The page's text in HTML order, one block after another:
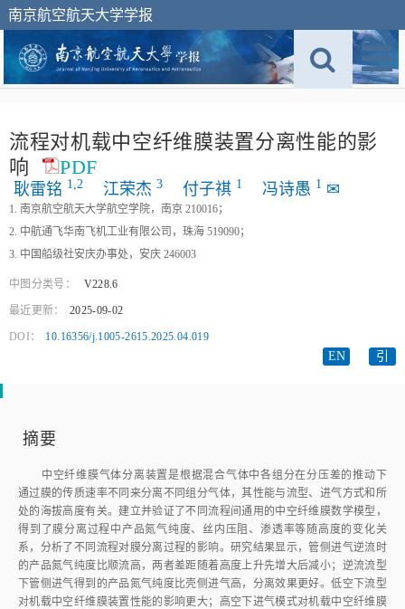
南京航空航天大学学报
流程对机载中空纤维膜装置分离性能的影
响
PDF
耿雷铭 1, 2 江荣杰 3 付子祺 1 冯诗愚 1 ✉
1. 南京航空航天大学航空学院，南京 210016；
2. 中航通飞华南飞机工业有限公司，珠海 519090；
3. 中国船级社安庆办事处，安庆 246003
中图分类号： V228.6
最近更新： 2025-09-02
DOI： 10.16356/j.1005-2615.2025.04.019
EN 引
摘要
中空纤维膜气体分离装置是根据混合气体中各组分在分压差的推动下
通过膜的传质速率不同来分离不同组分气体，其性能与流型、进气方式和所
处的海拔高度有关。建立并验证了不同流程间通用的中空纤维膜数学模型，
得到了膜分离过程中产品氮气纯度、丝内压阻、渗透率等随高度的变化关
系，分析了不同流程对膜分离过程的影响。研究结果显示，管侧进气逆流时
的产品氮气纯度比顺流高，两者差距随着高度上升先增大后减小；逆流流型
下管侧进气得到的产品氮气纯度比壳侧进气高，分离效果更好。低空下流型
对机载中空纤维膜装置性能的影响更大；高空下进气模式对机载中空纤维膜